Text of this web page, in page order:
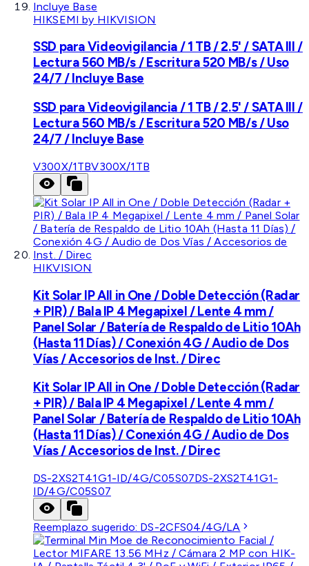
HIKSEMI by HIKVISION
SSD para Videovigilancia / 1 TB / 2.5' / SATA III /
Lectura 560 MB/s / Escritura 520 MB/s / Uso
24/7 / Incluye Base
SSD para Videovigilancia / 1 TB / 2.5' / SATA III /
Lectura 560 MB/s / Escritura 520 MB/s / Uso
24/7 / Incluye Base
V300X/1TBV300X/1TB
HIKVISION
Kit Solar IP All in One / Doble Detección (Radar
+ PIR) / Bala IP 4 Megapixel / Lente 4 mm /
Panel Solar / Batería de Respaldo de Litio 10Ah
(Hasta 11 Días) / Conexión 4G / Audio de Dos
Vías / Accesorios de Inst. / Direc
Kit Solar IP All in One / Doble Detección (Radar
+ PIR) / Bala IP 4 Megapixel / Lente 4 mm /
Panel Solar / Batería de Respaldo de Litio 10Ah
(Hasta 11 Días) / Conexión 4G / Audio de Dos
Vías / Accesorios de Inst. / Direc
DS-2XS2T41G1-ID/4G/C05S07DS-2XS2T41G1-
ID/4G/C05S07
Reemplazo sugerido: DS-2CFS04/4G/LA